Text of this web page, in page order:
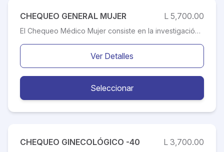
CHEQUEO GENERAL MUJER L 5,700.00
El Chequeo Médico Mujer consiste en la investigación de enfermedades que afectan a la mujer, entre ellas: las enfermedades ginecológicas y mamas. También el chequeo busca mantener la Salud de la Mujer, por lo cual se enfoca en el tratamiento, diagnóstico de enfermedades y padecimientos que afectan el bienestar físico y emocional.
Ver Detalles
Seleccionar
CHEQUEO GINECOLÓGICO -40 L 3,700.00